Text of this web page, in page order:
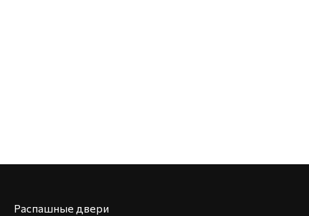
Распашные двери